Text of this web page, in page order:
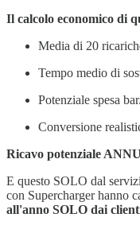
Il calcolo economico di
Media di 20
Tempo medio di
Potenziale spesa
Conversione
Ricavo potenziale
E questo SOLO dal
con Supercharger hanno
all'anno SOLO dai